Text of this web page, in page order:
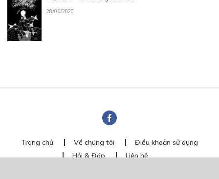
28/06/2020
Trang chủ Về chúng tôi
Điều khoản sử dụng
Hỏi & Đáp
Liên hệ